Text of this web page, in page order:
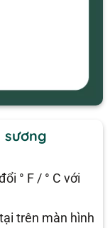
sương
° F / ° C với
trên màn hình